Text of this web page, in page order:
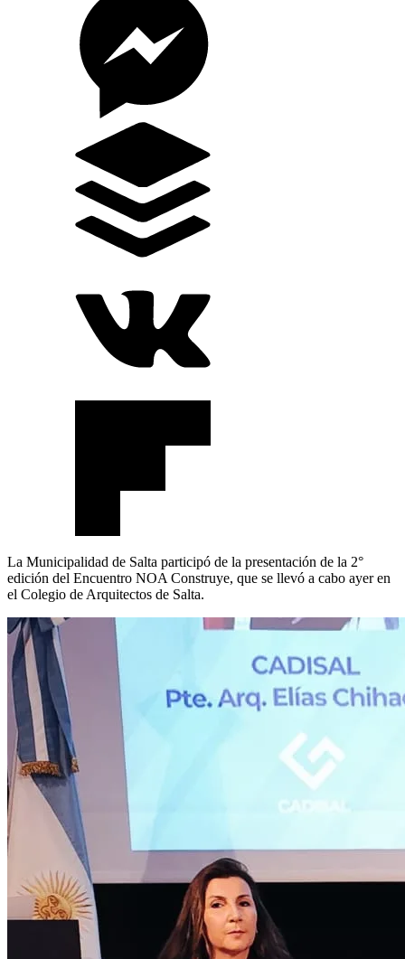
La Municipalidad de Salta participó de la presentación de la 2°
edición del Encuentro NOA Construye, que se llevó a cabo ayer en
el Colegio de Arquitectos de Salta.